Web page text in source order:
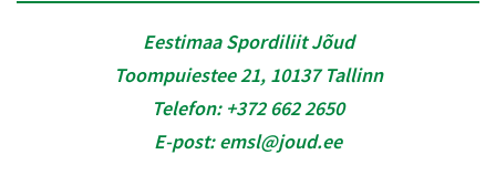
Eestimaa Spordiliit Jõud
Toompuiestee 21, 10137 Tallinn
Telefon: +372 662 2650
E-post:emsl@joud.ee